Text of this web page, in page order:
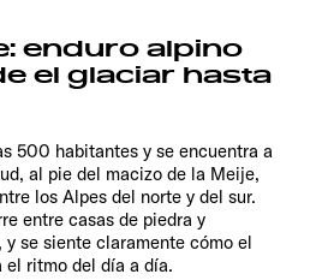
enduro alpino
el glaciar hasta
500 habitantes y se encuentra a
al pie del macizo de la Meije,
los Alpes del norte y del sur.
entre casas de piedra y
se siente claramente cómo el
el ritmo del día a día.